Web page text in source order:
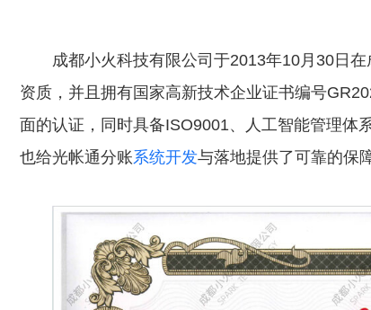
成都小火科技有限公司于2013年10月30日
资质，并且拥有国家高新技术企业证书编号
面的认证，同时具备ISO9001、人工智能管理体
也给光帐通分账系统开发与落地提供了可靠的保障